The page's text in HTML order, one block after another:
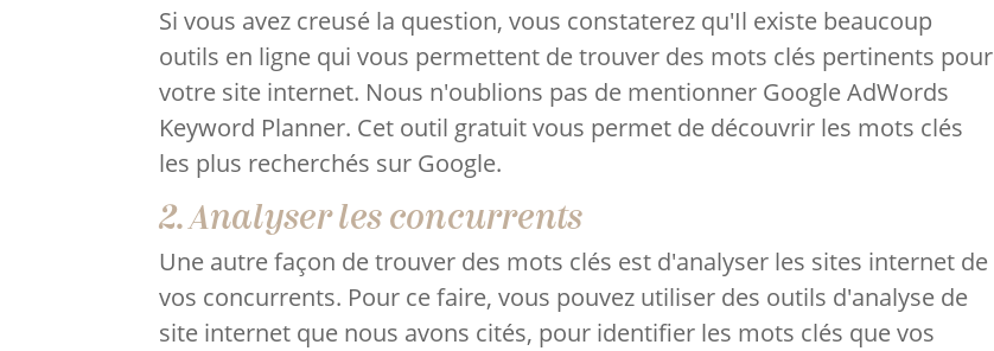
Si vous avez creusé la question, vous constaterez qu'Il existe beaucoup
outils en ligne qui vous permettent de trouver des mots clés pertinents pour
votre site internet. Nous n'oublions pas de mentionner Google AdWords
Keyword Planner. Cet outil gratuit vous permet de découvrir les mots clés
les plus recherchés sur Google.
2. Analyser les concurrents
Une autre façon de trouver des mots clés est d'analyser les sites internet de
vos concurrents. Pour ce faire, vous pouvez utiliser des outils d'analyse de
site internet que nous avons cités, pour identifier les mots clés que vos